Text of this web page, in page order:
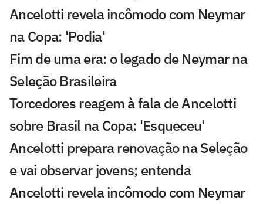
Ancelotti revela incômodo com Neymar
na Copa: 'Podia'
Fim de uma era: o legado de Neymar na
Seleção Brasileira
Torcedores reagem à fala de Ancelotti
sobre Brasil na Copa: 'Esqueceu'
Ancelotti prepara renovação na Seleção
e vai observar jovens; entenda
Ancelotti revela incômodo com Neymar